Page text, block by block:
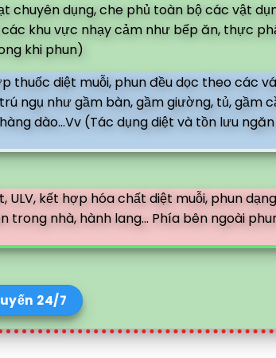
chuyên dụng, che phủ toàn bộ các vật
khu vực nhạy cảm như bếp ăn, thực
khi phun)
thuốc diệt muỗi, phun đều dọc theo các
ngụ như gầm bàn, gầm giường, tủ, gầm
dào...Vv (Tác dụng diệt và tồn lưu
ULV, kết hợp hóa chất diệt muỗi, phun
nhà, hành lang... Phía bên ngoài
24/7